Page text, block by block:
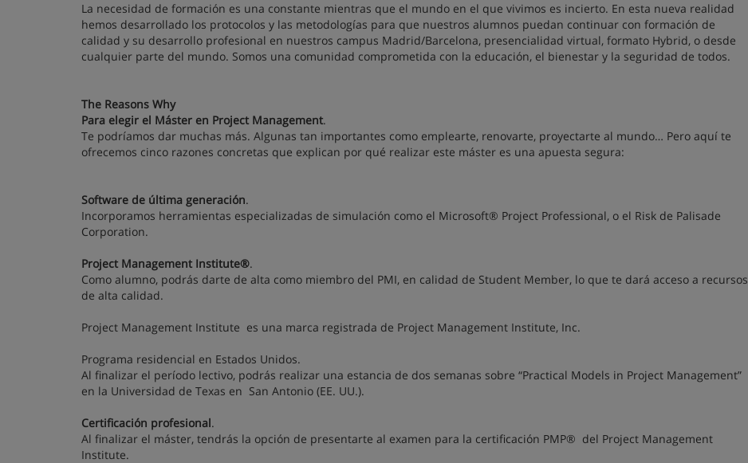
La necesidad de formación es una constante mientras que el mundo en el que vivimos es incierto. En esta nueva realidad
hemos desarrollado los protocolos y las metodologías para que nuestros alumnos puedan continuar con formación de
calidad y su desarrollo profesional en nuestros campus Madrid/Barcelona, presencialidad virtual, formato Hybrid, o desde
cualquier parte del mundo. Somos una comunidad comprometida con la educación, el bienestar y la seguridad de todos.
The Reasons Why
Para elegir el Máster en Project Management.
Te podríamos dar muchas más. Algunas tan importantes como emplearte, renovarte, proyectarte al mundo… Pero aquí te
ofrecemos cinco razones concretas que explican por qué realizar este máster es una apuesta segura:
Software de última generación.
Incorporamos herramientas especializadas de simulación como el Microsoft® Project Professional, o el Risk de Palisade
Corporation.
Project Management Institute®.
Como alumno, podrás darte de alta como miembro del PMI, en calidad de Student Member, lo que te dará acceso a recursos
de alta calidad.
Project Management Institute es una marca registrada de Project Management Institute, Inc.
Programa residencial en Estados Unidos.
Al finalizar el período lectivo, podrás realizar una estancia de dos semanas sobre “Practical Models in Project Management”
en la Universidad de Texas en San Antonio (EE. UU.).
Certificación profesional.
Al finalizar el máster, tendrás la opción de presentarte al examen para la certificación PMP® del Project Management
Institute.